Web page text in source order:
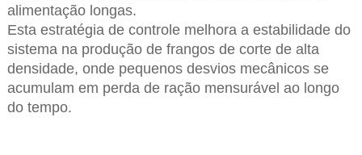
alimentação longas.
Esta estratégia de controle melhora a estabilidade do
sistema na produção de frangos de corte de alta
densidade, onde pequenos desvios mecânicos se
acumulam em perda de ração mensurável ao longo
do tempo.